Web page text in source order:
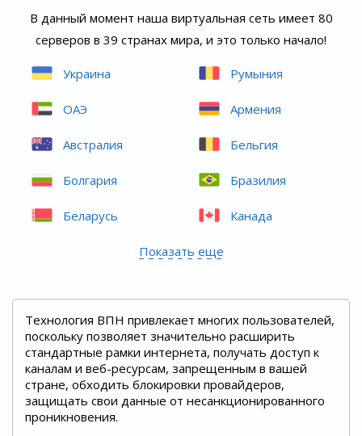
В данный момент наша виртуальная сеть имеет 80
серверов в 39 странах мира, и это только начало!
Украина Румыния
ОАЭ Армения
Австралия Бельгия
Болгария Бразилия
Беларусь Канада
Показать еще
Технология ВПН привлекает многих пользователей,
поскольку позволяет значительно расширить
стандартные рамки интернета, получать доступ к
каналам и веб-ресурсам, запрещенным в вашей
стране, обходить блокировки провайдеров,
защищать свои данные от несанкционированного
проникновения.